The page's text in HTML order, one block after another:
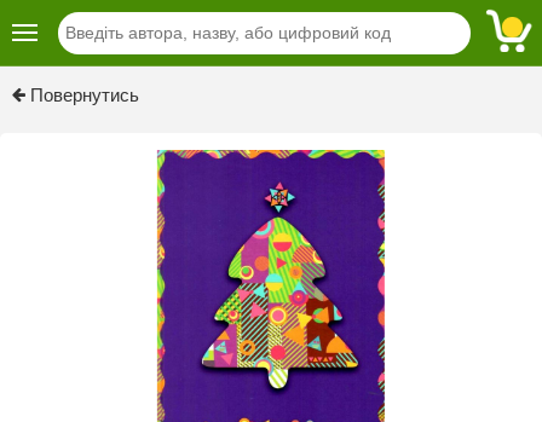
Повернутись